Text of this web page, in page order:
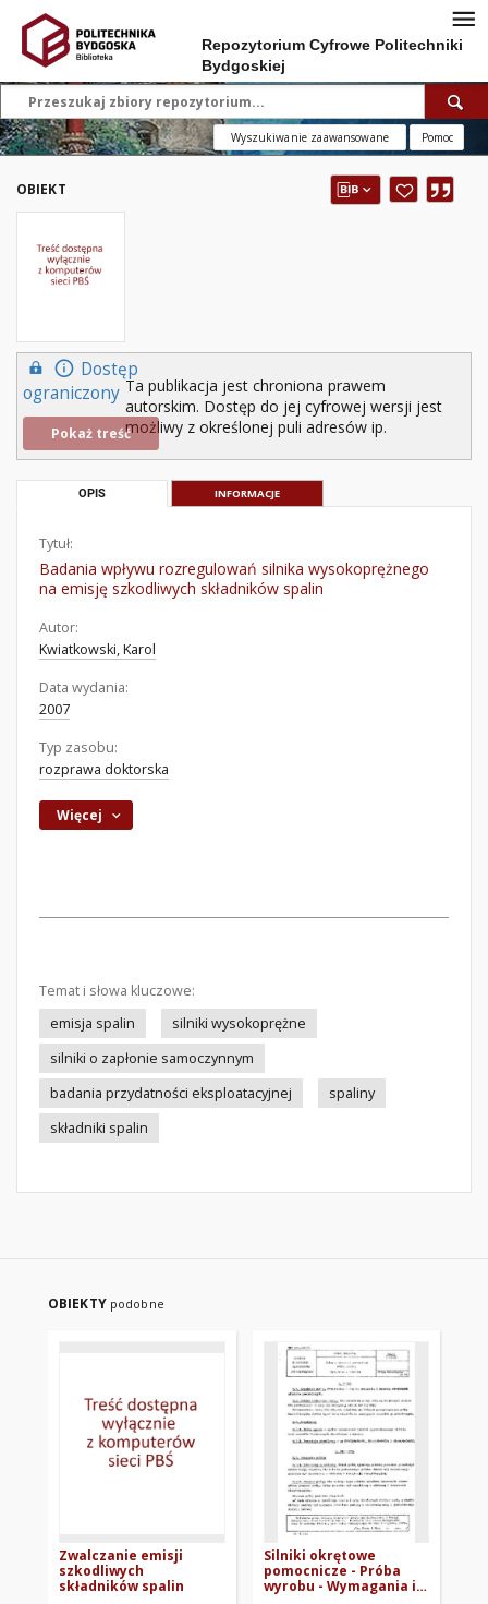
Repozytorium Cyfrowe Politechniki
Bydgoskiej
Wyszukiwanie zaawansowane Pomoc
OBIEKT
Dostęp
ograniczony
Pokaż treść
Ta publikacja jest chroniona prawem
autorskim. Dostęp do jej cyfrowej wersji jest
możliwy z określonej puli adresów ip.
OPIS INFORMACJE
Tytuł:
Badania wpływu rozregulowań silnika wysokoprężnego
na emisję szkodliwych składników spalin
Autor:
Kwiatkowski, Karol
Data wydania:
2007
Typ zasobu:
rozprawa doktorska
Więcej
Temat i słowa kluczowe:
emisja spalin
silniki wysokoprężne
silniki o zapłonie samoczynnym
badania przydatności eksploatacyjnej
spaliny
składniki spalin
OBIEKTY podobne
Zwalczanie emisji
szkodliwych
składników spalin
Silniki okrętowe
pomocnicze - Próba
wyrobu - Wymagania i